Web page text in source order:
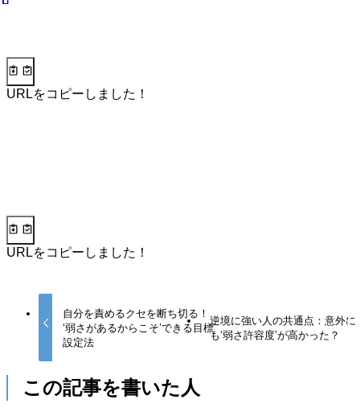
URLをコピーしました！
URLをコピーしました！
自分を責めるクセを断ち切る！
‘弱さがあるからこそ’できる目標
設定法
逆境に強い人の共通点：意外に
も‘弱さ許容度’が高かった？
この記事を書いた人